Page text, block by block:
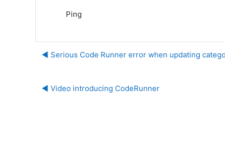
Ping
◀︎ Serious Code Runner error when updating
◀︎ Video introducing CodeRunner